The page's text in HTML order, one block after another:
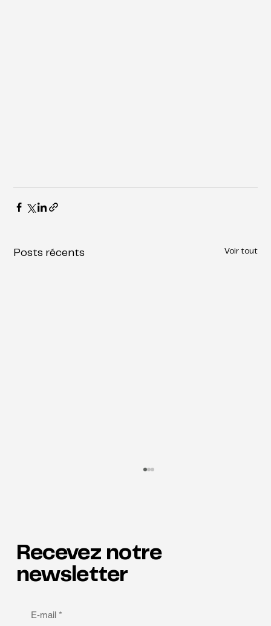
Posts récents Voir tout
Pourquoi la neuroinclusion est la clé de la
rétention
Recevez notre
newsletter
E-mail *